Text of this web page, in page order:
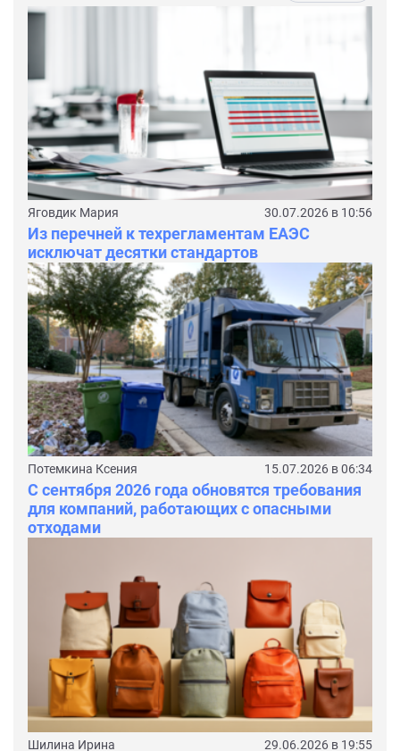
Яговдик Мария 30.07.2026 в 10:56
Из перечней к техрегламентам ЕАЭС
исключат десятки стандартов
Потемкина Ксения 15.07.2026 в 06:34
С сентября 2026 года обновятся требования
для компаний, работающих с опасными
отходами
Шилина Ирина 29.06.2026 в 19:55